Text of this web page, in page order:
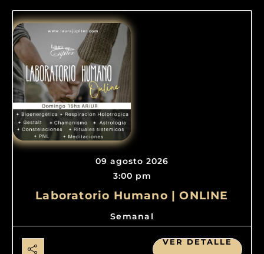
09 agosto 2026
3:00 pm
Laboratorio Humano | ONLINE
Semanal
VER DETALLE